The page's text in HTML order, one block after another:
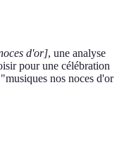
d'or], une analyse
pour une célébration
nos noces d'or